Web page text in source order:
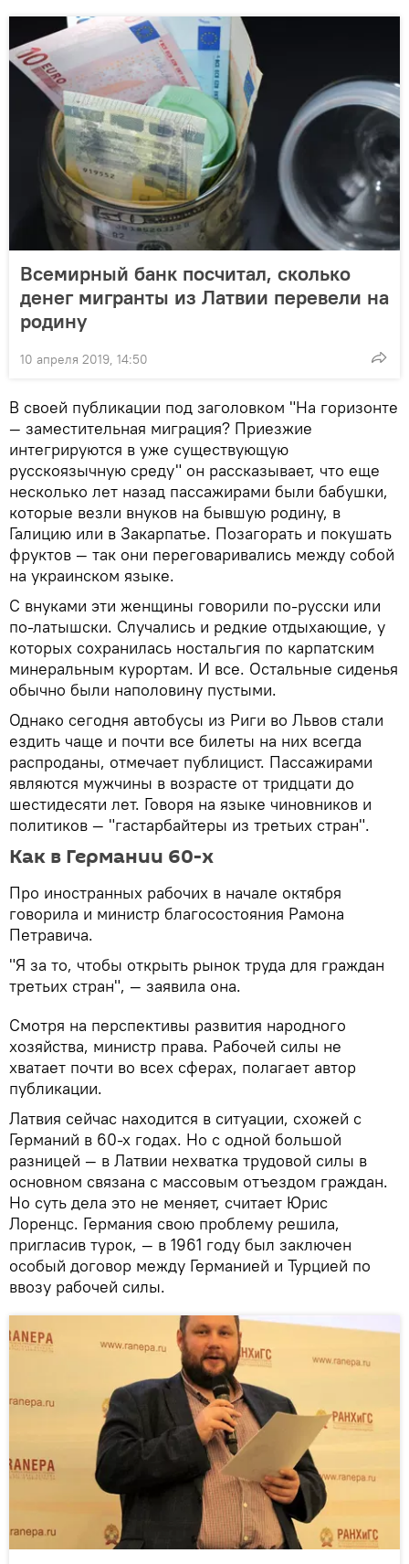
Всемирный банк посчитал, сколько
денег мигранты из Латвии перевели на
родину
10 апреля 2019, 14:50
В своей публикации под заголовком "На горизонте
— заместительная миграция? Приезжие
интегрируются в уже существующую
русскоязычную среду" он рассказывает, что еще
несколько лет назад пассажирами были бабушки,
которые везли внуков на бывшую родину, в
Галицию или в Закарпатье. Позагорать и покушать
фруктов — так они переговаривались между собой
на украинском языке.
С внуками эти женщины говорили по-русски или
по-латышски. Случались и редкие отдыхающие, у
которых сохранилась ностальгия по карпатским
минеральным курортам. И все. Остальные сиденья
обычно были наполовину пустыми.
Однако сегодня автобусы из Риги во Львов стали
ездить чаще и почти все билеты на них всегда
распроданы, отмечает публицист. Пассажирами
являются мужчины в возрасте от тридцати до
шестидесяти лет. Говоря на языке чиновников и
политиков — "гастарбайтеры из третьих стран".
Как в Германии 60-х
Про иностранных рабочих в начале октября
говорила и министр благосостояния Рамона
Петравича.
"Я за то, чтобы открыть рынок труда для граждан
третьих стран", — заявила она.
Смотря на перспективы развития народного
хозяйства, министр права. Рабочей силы не
хватает почти во всех сферах, полагает автор
публикации.
Латвия сейчас находится в ситуации, схожей с
Германий в 60-х годах. Но с одной большой
разницей — в Латвии нехватка трудовой силы в
основном связана с массовым отъездом граждан.
Но суть дела это не меняет, считает Юрис
Лоренцс. Германия свою проблему решила,
пригласив турок, — в 1961 году был заключен
особый договор между Германией и Турцией по
ввозу рабочей силы.